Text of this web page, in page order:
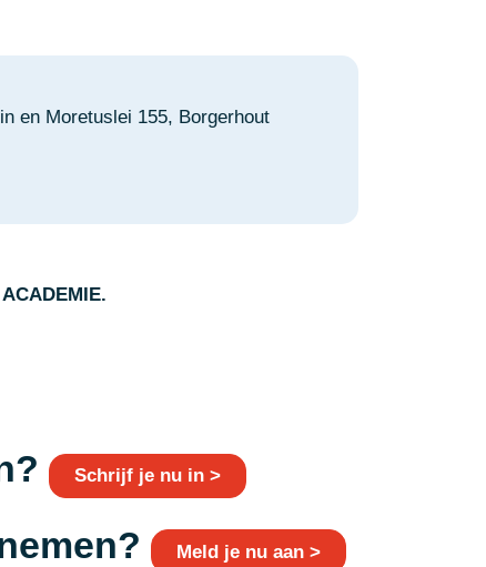
en Moretuslei 155, Borgerhout
Schrijf je nu in >
Meld je nu aan >